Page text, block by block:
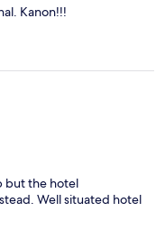
Kanon!!!
but the hotel
Well situated hotel